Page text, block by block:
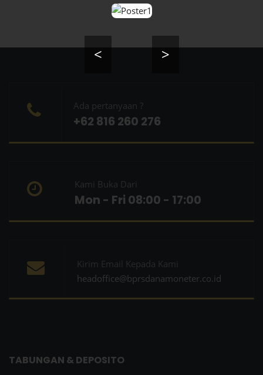
< >
Ada pertanyaan ?
+62 816 260 276
Kami Buka Dari
Mon - Fri 08:00 - 17:00
Kirim Email Kepada Kami
headoffice@bprsdanamoneter.co.id
TABUNGAN & DEPOSITO